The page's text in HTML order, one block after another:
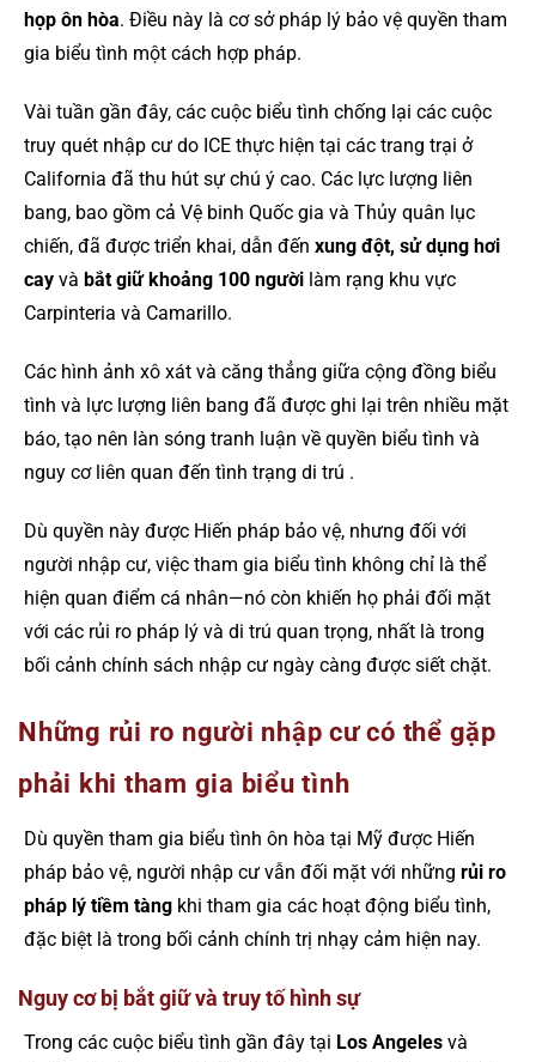
họp ôn hòa. Điều này là cơ sở pháp lý bảo vệ quyền tham
gia biểu tình một cách hợp pháp.
Vài tuần gần đây, các cuộc biểu tình chống lại các cuộc
truy quét nhập cư do ICE thực hiện tại các trang trại ở
California đã thu hút sự chú ý cao. Các lực lượng liên
bang, bao gồm cả Vệ binh Quốc gia và Thủy quân lục
chiến, đã được triển khai, dẫn đến xung đột, sử dụng hơi
cay và bắt giữ khoảng 100 người làm rạng khu vực
Carpinteria và Camarillo.
Các hình ảnh xô xát và căng thẳng giữa cộng đồng biểu
tình và lực lượng liên bang đã được ghi lại trên nhiều mặt
báo, tạo nên làn sóng tranh luận về quyền biểu tình và
nguy cơ liên quan đến tình trạng di trú .
Dù quyền này được Hiến pháp bảo vệ, nhưng đối với
người nhập cư, việc tham gia biểu tình không chỉ là thể
hiện quan điểm cá nhân—nó còn khiến họ phải đối mặt
với các rủi ro pháp lý và di trú quan trọng, nhất là trong
bối cảnh chính sách nhập cư ngày càng được siết chặt.
Những rủi ro người nhập cư có thể gặp
phải khi tham gia biểu tình
Dù quyền tham gia biểu tình ôn hòa tại Mỹ được Hiến
pháp bảo vệ, người nhập cư vẫn đối mặt với những rủi ro
pháp lý tiềm tàng khi tham gia các hoạt động biểu tình,
đặc biệt là trong bối cảnh chính trị nhạy cảm hiện nay.
Nguy cơ bị bắt giữ và truy tố hình sự
Trong các cuộc biểu tình gần đây tại Los Angeles và